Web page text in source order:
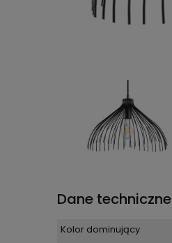
Dane techniczne
Kolor dominujący